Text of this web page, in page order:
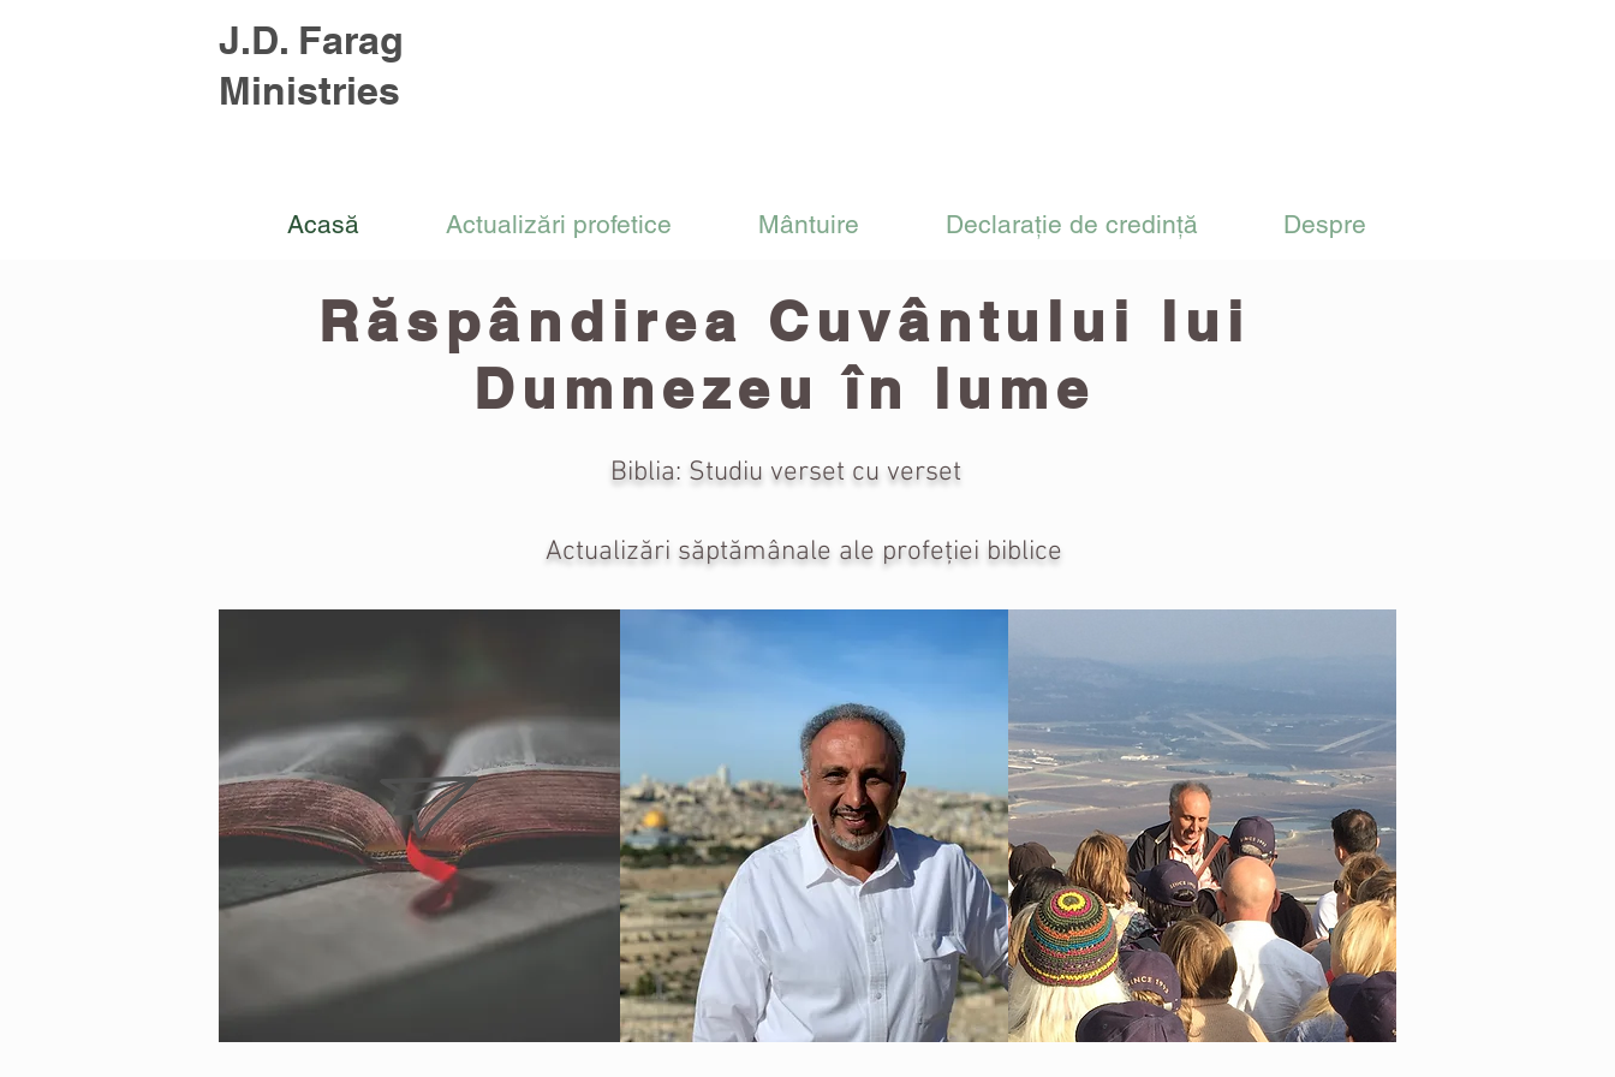
J.D. Farag
Ministries
Acasă Actualizări profetice Mântuire Declarație de credință Despre
Răspândirea Cuvântului lui
Dumnezeu în lume
Biblia: Studiu verset cu verset
Actualizări săptămânale ale profeției biblice